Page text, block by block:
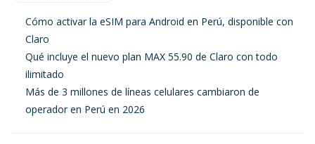
Cómo activar la eSIM para Android en Perú, disponible con
Claro
Qué incluye el nuevo plan MAX 55.90 de Claro con todo
ilimitado
Más de 3 millones de líneas celulares cambiaron de
operador en Perú en 2026